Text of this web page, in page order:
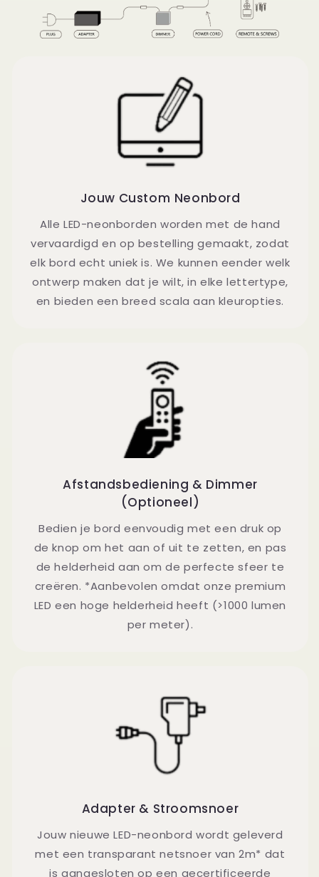
Jouw Custom Neonbord
Alle LED-neonborden worden met de hand
vervaardigd en op bestelling gemaakt, zodat
elk bord echt uniek is. We kunnen eender welk
ontwerp maken dat je wilt, in elke lettertype,
en bieden een breed scala aan kleuropties.
Afstandsbediening & Dimmer
(Optioneel)
Bedien je bord eenvoudig met een druk op
de knop om het aan of uit te zetten, en pas
de helderheid aan om de perfecte sfeer te
creëren. *Aanbevolen omdat onze premium
LED een hoge helderheid heeft (>1000 lumen
per meter).
Adapter & Stroomsnoer
Jouw nieuwe LED-neonbord wordt geleverd
met een transparant netsnoer van 2m* dat
is aangesloten op een gecertificeerde